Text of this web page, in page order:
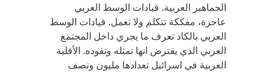
الجماهير العربية. قيادات الوسط العربي
عاجزة، مفككة تتكلم ولا تعمل. قيادات الوسط
العربي بالكاد تعرف ما يجري داخل المجتمع
العربي الذي يفترض انها تمثله وتقوده. الأقلية
العربية في اسرائيل تعدادها مليون ونصف